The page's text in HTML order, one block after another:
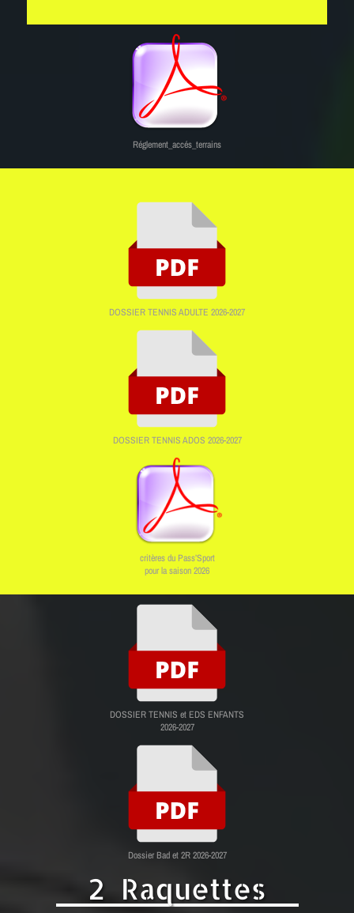
Réglement_accés_terrains
DOSSIER TENNIS ADULTE 2026-2027
DOSSIER TENNIS ADOS 2026-2027
critères du Pass’Sport
pour la saison 2026
DOSSIER TENNIS et EDS ENFANTS
2026-2027
Dossier Bad et 2R 2026-2027
2 Raquettes